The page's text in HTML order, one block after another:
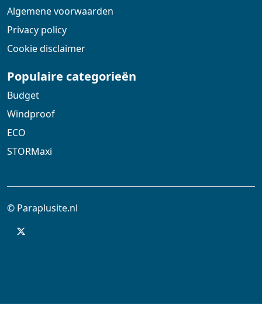
Algemene voorwaarden
Privacy policy
Cookie disclaimer
Populaire categorieën
Budget
Windproof
ECO
STORMaxi
© Paraplusite.nl